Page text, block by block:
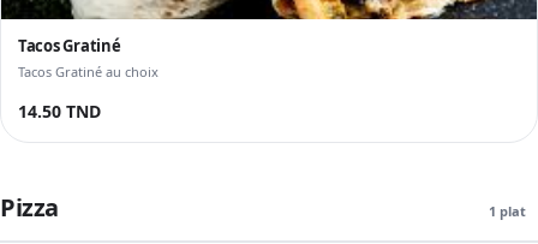
Tacos Gratiné
Tacos Gratiné au choix
14.50 TND
Pizza 1 plat